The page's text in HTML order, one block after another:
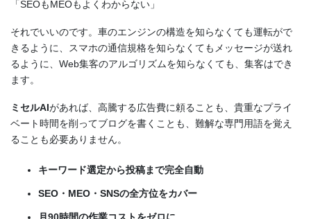
「SEOもMEOもよくわからない」
それでいいのです。車のエンジンの構造を知らなくても運転がで
きるように、スマホの通信規格を知らなくてもメッセージが送れ
るように、Web集客のアルゴリズムを知らなくても、集客はでき
ます。
ミセルAIがあれば、高騰する広告費に頼ることも、貴重なプライ
ベート時間を削ってブログを書くことも、難解な専門用語を覚え
ることも必要ありません。
キーワード選定から投稿まで完全自動
SEO・MEO・SNSの全方位をカバー